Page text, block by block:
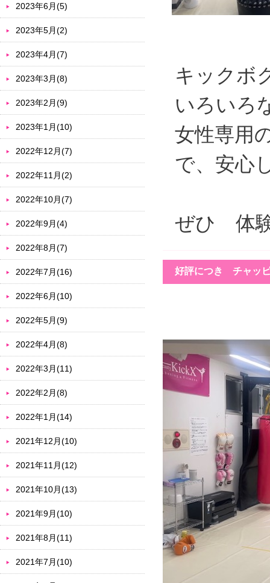
キックボ
いろいろ
女性専用
で、安心
ぜひ 体
好評につき チャッ
2023年6月(5)
2023年5月(2)
2023年4月(7)
2023年3月(8)
2023年2月(9)
2023年1月(10)
2022年12月(7)
2022年11月(2)
2022年10月(7)
2022年9月(4)
2022年8月(7)
2022年7月(16)
2022年6月(10)
2022年5月(9)
2022年4月(8)
2022年3月(11)
2022年2月(8)
2022年1月(14)
2021年12月(10)
2021年11月(12)
2021年10月(13)
2021年9月(10)
2021年8月(11)
2021年7月(10)